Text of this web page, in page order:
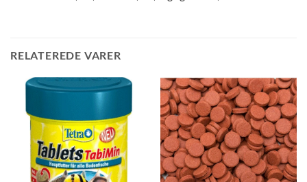
RELATEREDE VARER